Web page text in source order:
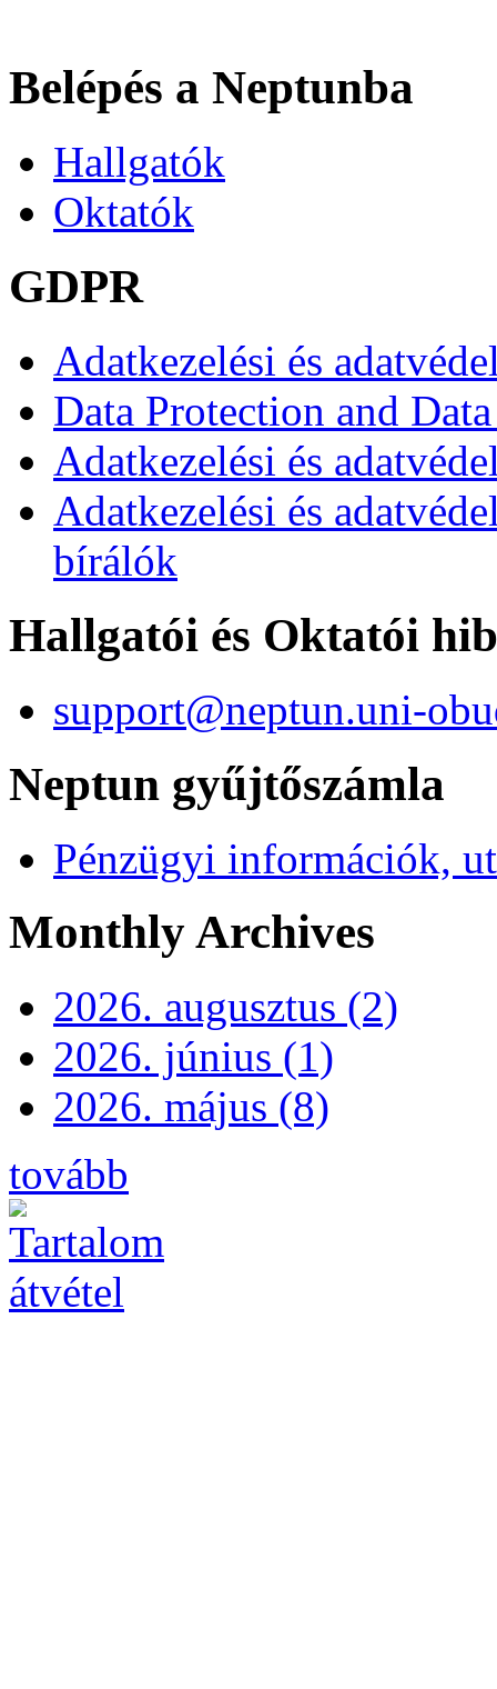
Belépés a Neptunba
Hallgatók
Oktatók
GDPR
Adatkezelési és
Data Protection and
Adatkezelési és
Adatkezelési és
bírálók
Hallgatói és Oktatói
support@neptun.uni-
Neptun gyűjtőszámla
Pénzügyi információk,
Monthly Archives
2026. augusztus (2)
2026. június (1)
2026. május (8)
tovább